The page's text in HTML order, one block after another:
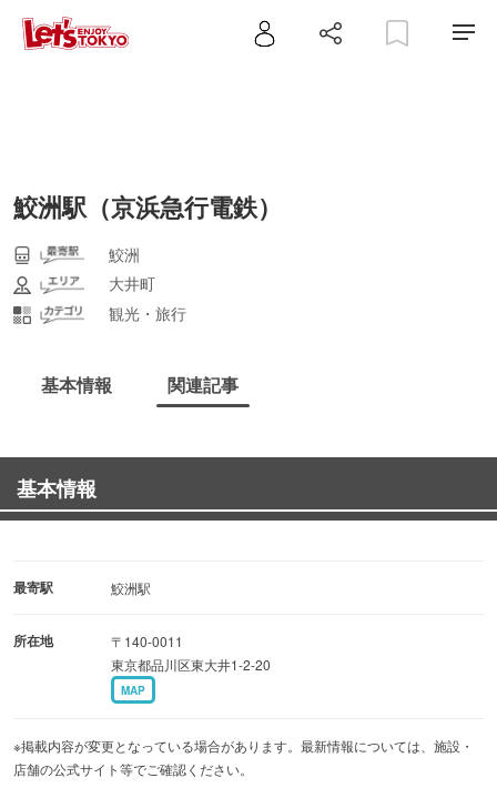
鮫洲駅（京浜急行電鉄）
鮫洲
大井町
観光・旅行
基本情報 関連記事
基本情報
最寄駅 鮫洲駅
所在地
〒140-0011
東京都品川区東大井1-2-20
MAP
※掲載内容が変更となっている場合があります。最新情報については、施設・
店舗の公式サイト等でご確認ください。